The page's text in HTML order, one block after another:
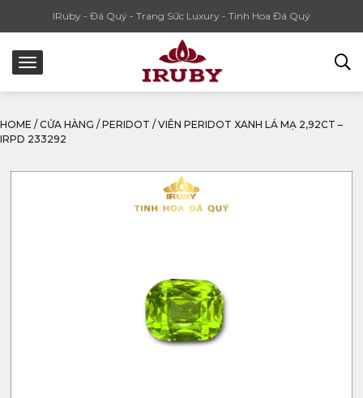
IRuby - Đá Quý - Trang Sức Luxury - Tinh Hoa Đá Quý
HOME / CỬA HÀNG / PERIDOT / VIÊN PERIDOT XANH LÁ MẠ 2,92CT –
IRPD 233292